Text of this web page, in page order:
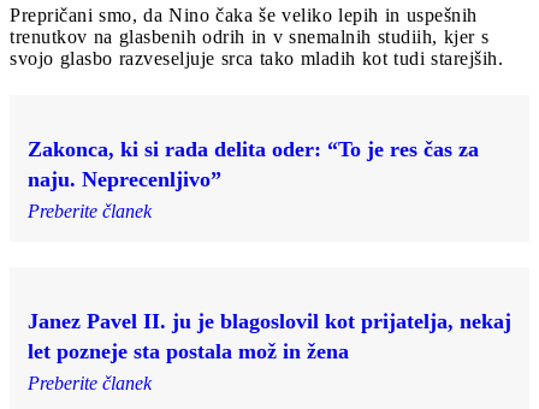
Prepričani smo, da Nino čaka še veliko lepih in uspešnih
trenutkov na glasbenih odrih in v snemalnih studiih, kjer s
svojo glasbo razveseljuje srca tako mladih kot tudi starejših.
Zakonca, ki si rada delita oder: “To je res čas za
naju. Neprecenljivo”
Preberite članek
Janez Pavel II. ju je blagoslovil kot prijatelja, nekaj
let pozneje sta postala mož in žena
Preberite članek